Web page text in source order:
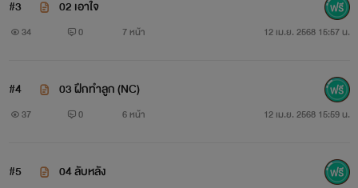
#3 02 เอาใจ
34 0 7 หน้า 12 เม.ย. 2568 15:57 น.
#4 03 ฝึกทำลูก (NC)
37 0 6 หน้า 12 เม.ย. 2568 15:59 น.
#5 04 ลับหลัง